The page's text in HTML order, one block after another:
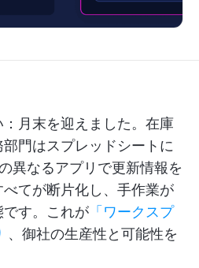
月末を迎えました。在庫
門はスプレッドシートに
異なるアプリで更新情報を
てが断片化し、手作業が
す。これが 「ワークスプ
、御社の生産性と可能性を